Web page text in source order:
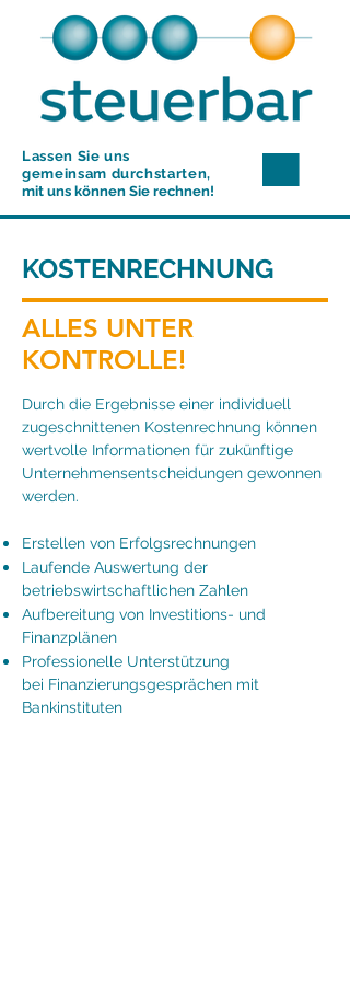
Lassen Sie uns
gemeinsam durchstarten,
mit uns können Sie rechnen!
KOSTENRECHNUNG
ALLES UNTER
KONTROLLE!
Durch die Ergebnisse einer individuell
zugeschnittenen Kostenrechnung können
wertvolle Informationen für zukünftige
Unternehmensentscheidungen gewonnen
werden.
Erstellen von Erfolgsrechnungen
Laufende Auswertung der
betriebswirtschaftlichen Zahlen
Aufbereitung von Investitions- und
Finanzplänen
Professionelle Unterstützung
bei Finanzierungsgesprächen mit
Bankinstituten